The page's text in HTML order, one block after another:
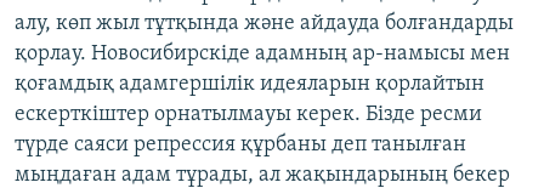
алу, көп жыл тұтқында және айдауда болғандарды
қорлау. Новосибирскіде адамның ар-намысы мен
қоғамдық адамгершілік идеяларын қорлайтын
ескерткіштер орнатылмауы керек. Бізде ресми
түрде саяси репрессия құрбаны деп танылған
мыңдаған адам тұрады, ал жақындарының бекер